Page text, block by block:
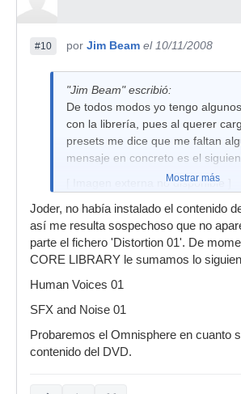
#10 por Jim Beam el 10/11/2008
"Jim Beam" escribió:
De todos modos yo tengo
con la librería, pues al querer
presets me dice que me faltan
mensaje en concreto es el
[ Imagen externa no disponible ]
Mirando la carpeta CORE
pesa exactamente 34,6Gb y
contenido dentro de las
Composite Morphing 01
Distortion 02
Human Voices 01
Oneshots 01
Mostrar más
Joder, no había instalado el contenido
así me resulta sospechoso que no
parte el fichero 'Distortion 01'. De
CORE LIBRARY le sumamos lo
Human Voices 01
SFX and Noise 01
Probaremos el Omnisphere en cuanto
contenido del DVD.